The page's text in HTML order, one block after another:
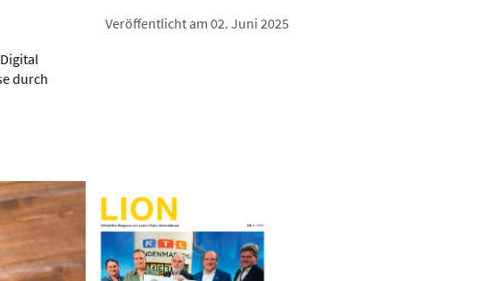
durch
Veröffentlicht am 02. Juni 2025